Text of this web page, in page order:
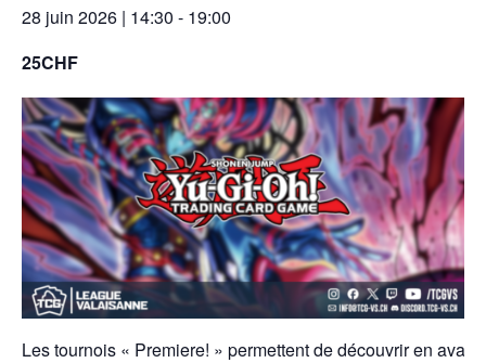
28 juin 2026 | 14:30 - 19:00
25CHF
Les tournois « Premiere! » permettent de découvrir en